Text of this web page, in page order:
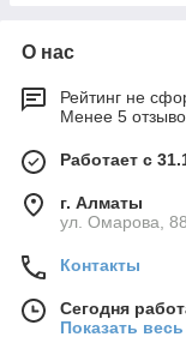
О нас
Рейтинг не
Менее 5
Работает с
г. Алматы
ул. Омарова,
Контакты
Сегодня
Показать